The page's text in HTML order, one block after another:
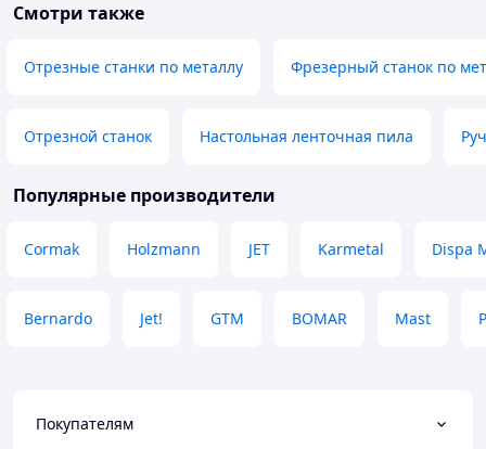
Смотри также
Отрезные станки по металлу Фрезерный станок по
Отрезной станок Настольная ленточная пила
Популярные производители
Cormak Holzmann JET Karmetal Dispa
Bernardo Jet! GTM BOMAR Mast
Покупателям